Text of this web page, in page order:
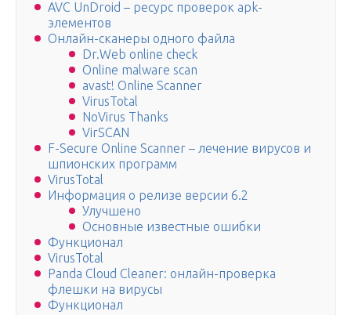
AVC UnDroid – ресурс проверок apk-
элементов
Онлайн-сканеры одного файла
Dr.Web online check
Online malware scan
avast! Online Scanner
VirusTotal
NoVirus Thanks
VirSCAN
F-Secure Online Scanner – лечение вирусов и
шпионских программ
VirusTotal
Информация о релизе версии 6.2
Улучшено
Основные известные ошибки
Функционал
VirusTotal
Panda Cloud Cleaner: онлайн-проверка
флешки на вирусы
Функционал